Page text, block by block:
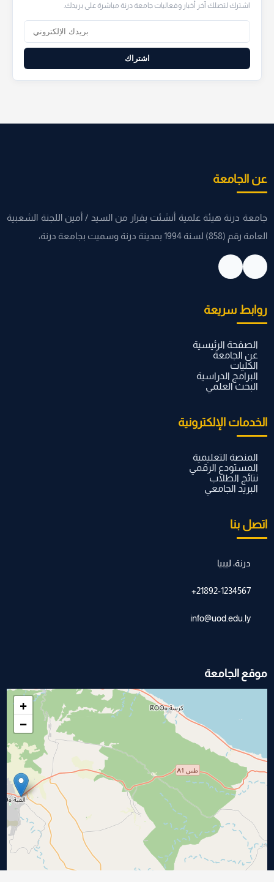
اشترك لتصلك آخر أخبار وفعاليات جامعة درنة مباشرة على بريدك.
اشتراك
عن الجامعة
جامعة درنة هيئة علمية أنشئت بقرار من السيد / أمين اللجنة الشعبية
العامة رقم (858) لسنة 1994 بمدينة درنة وسميت بجامعة درنة،
روابط سريعة
الصفحة الرئيسية
عن الجامعة
الكليات
البرامج الدراسية
البحث العلمي
الخدمات الإلكترونية
المنصة التعليمية
المستودع الرقمي
نتائج الطلاب
البريد الجامعي
اتصل بنا
درنة، ليبيا
21892-1234567+
info@uod.edu.ly
موقع الجامعة
+
−